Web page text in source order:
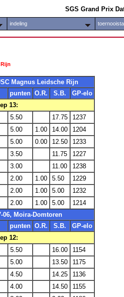
SGS Grand Prix
indeling
Magnus Leidsche Rijn
punten O.R. S.B.
GP-elo
13:
5.50 17.75
1237
5.00 1.00 14.00
1204
5.00 0.00 12.50
1233
3.50 11.75
1227
3.00 11.00
1238
2.00 1.00 5.50
1229
2.00 1.00 5.00
1232
2.00 1.00 5.00
1214
06, Moira-Domtoren
punten O.R. S.B.
GP-elo
12:
5.50 16.00
1154
5.00 13.50
1175
4.50 14.25
1136
4.00 14.50
1155